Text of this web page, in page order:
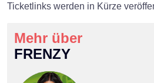
Ticketlinks werden in Kürze
Mehr über
FRENZY